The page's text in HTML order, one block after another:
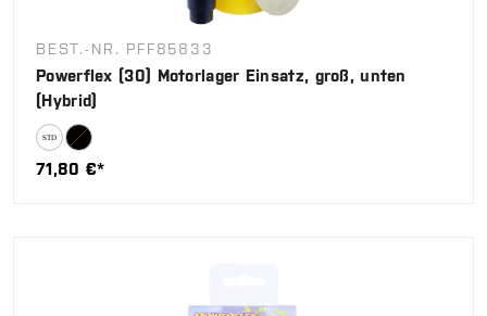
BEST.-NR. PFF85833
Powerflex (30) Motorlager Einsatz, groß, unten
(Hybrid)
71,80 €*